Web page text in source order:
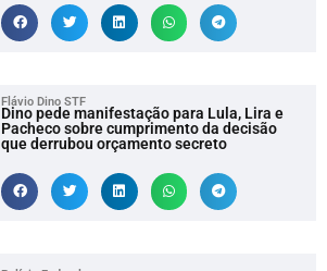
Flávio Dino STF
Dino pede manifestação para Lula, Lira e
Pacheco sobre cumprimento da decisão
que derrubou orçamento secreto